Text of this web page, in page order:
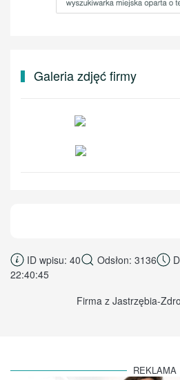
Galeria zdjęć firmy
ID wpisu: 40 Odsłon: 3136
22:40:45
Firma z Jastrzębia-
REKLAMA